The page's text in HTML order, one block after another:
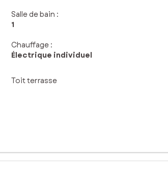
Salle de bain :
1
Chauffage :
Électrique individuel
Toit terrasse